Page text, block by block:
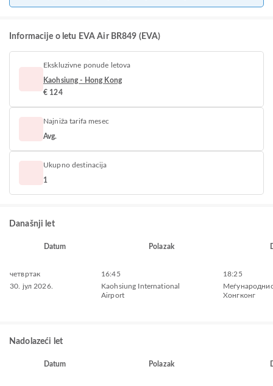
Informacije o letu EVA Air BR849 (EVA)
Ekskluzivne ponude letova
Kaohsiung - Hong Kong
€ 124
Najniža tarifa mesec
Avg.
Ukupno destinacija
1
Današnji let
Datum Polazak
четвртак
30. јул 2026.
16:45
Kaohsiung International
Airport
18:25
Хонгконг
Nadolazeći let
Datum Polazak